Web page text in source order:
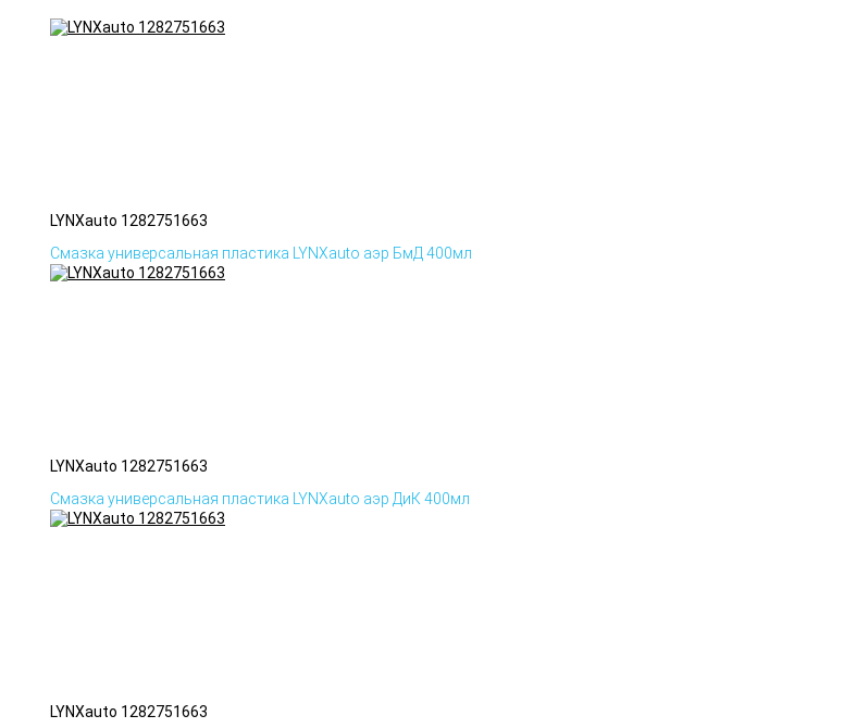
LYNXauto 1282751663
Смазка универсальная пластика LYNXauto аэр БмД 400мл
LYNXauto 1282751663
Смазка универсальная пластика LYNXauto аэр ДиК 400мл
LYNXauto 1282751663